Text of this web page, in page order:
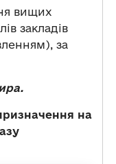
вищих
закладів
за
на